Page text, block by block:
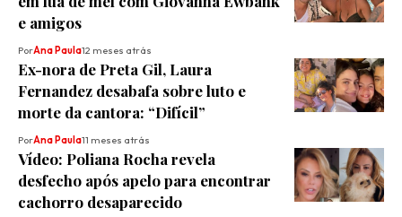
e amigos
PorAna Paula12 meses atrás
Ex-nora de Preta Gil, Laura
Fernandez desabafa sobre luto e
morte da cantora: “Difícil”
PorAna Paula11 meses atrás
Vídeo: Poliana Rocha revela
desfecho após apelo para encontrar
cachorro desaparecido